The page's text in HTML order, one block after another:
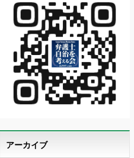
アーカイブ